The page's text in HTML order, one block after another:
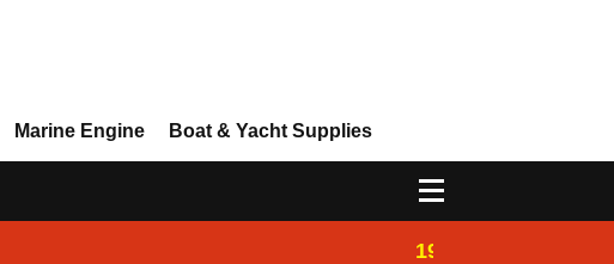
Marine Engine Boat & Yacht Supplies
19:44